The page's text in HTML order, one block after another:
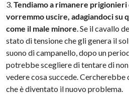
3.Tendiamo a rimanere
vorremmo uscire, adagiandoci su
come il male minore . Se il cavallo
stato di tensione che gli genera il
suono di campanello, dopo un
potrebbe scegliere di tentare di
vedere cosa succede. Cercherebbe
che è diventato il nuovo problema.